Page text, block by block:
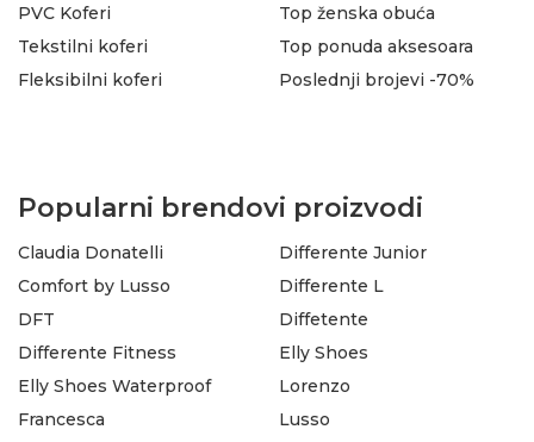
PVC Koferi
Tekstilni koferi
Fleksibilni koferi
Top ženska obuća
Top ponuda aksesoara
Poslednji brojevi -70%
Popularni brendovi proizvodi
Claudia Donatelli
Comfort by Lusso
DFT
Differente Fitness
Differente Junior
Differente L
Diffetente
Elly Shoes
Elly Shoes Waterproof
Francesca
Lorenzo
Lusso